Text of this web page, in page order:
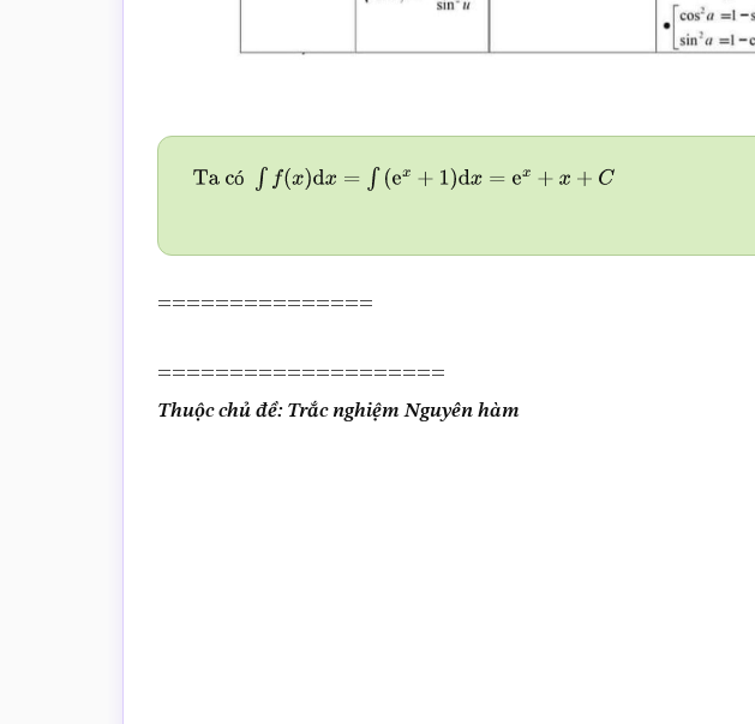
ó
Ta có f( x) dx=∫(e 1) dx e +x+C
===============
====================
Thuộc chủ đề: Trắc nghiệm Nguyên hàm